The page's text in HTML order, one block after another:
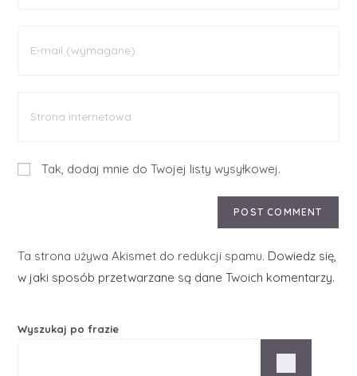
Tak, dodaj mnie do Twojej listy wysyłkowej.
Ta strona używa Akismet do redukcji spamu. Dowiedz się,
w jaki sposób przetwarzane są dane Twoich komentarzy.
Wyszukaj po frazie